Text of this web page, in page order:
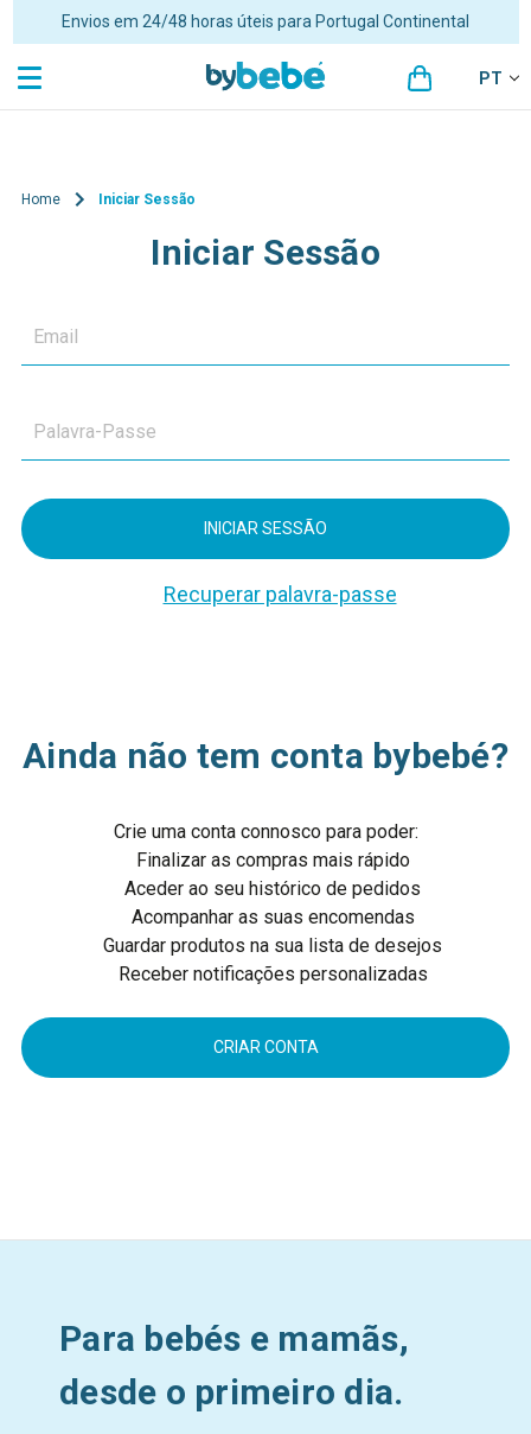
Envios em 24/48 horas úteis para Portugal Continental
PT
Home Iniciar Sessão
Iniciar Sessão
Recuperar palavra-passe
Ainda não tem conta bybebé?
Crie uma conta connosco para poder:
Finalizar as compras mais rápido
Aceder ao seu histórico de pedidos
Acompanhar as suas encomendas
Guardar produtos na sua lista de desejos
Receber notificações personalizadas
CRIAR CONTA
Para bebés e mamãs,
desde o primeiro dia.